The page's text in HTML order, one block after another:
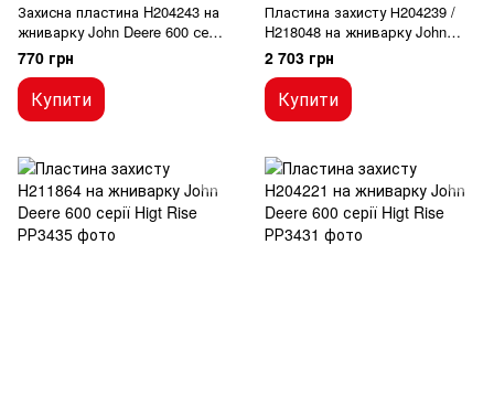
Захисна пластина H204243 на
жниварку John Deere 600 серiї
Higt Rise
770 грн
Купити
Пластина захисту Н204239 /
H218048 на жниварку John
Deere 600 серії Higt Rise
2 703 грн
Купити